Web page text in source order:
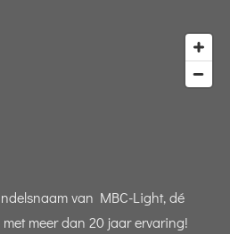
van MBC-Light, dé
meer dan 20 jaar ervaring!